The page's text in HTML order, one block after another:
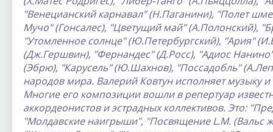
"Венецианский карнавал" (Н.Паганини), "Полет
Мучо" (Гонсалес), "Цветущий май" (А.Полонский),
"Утомленное солнце" (Ю.Петербургский), "Ария"
(Дж.Гершвин), "Фернандес" (Д.Росс), "Адиос
(Эбрю), "Карусель" (Ю.Шахнов), "Поссадобль"
народов мира. Валерий Ковтун исполняет музыку
Многие его композиции вошли в репертуар
аккордеонистов и эстрадных коллективов. Это:
"Молдавские наигрыши", "Посвящение L.M. (Вальс